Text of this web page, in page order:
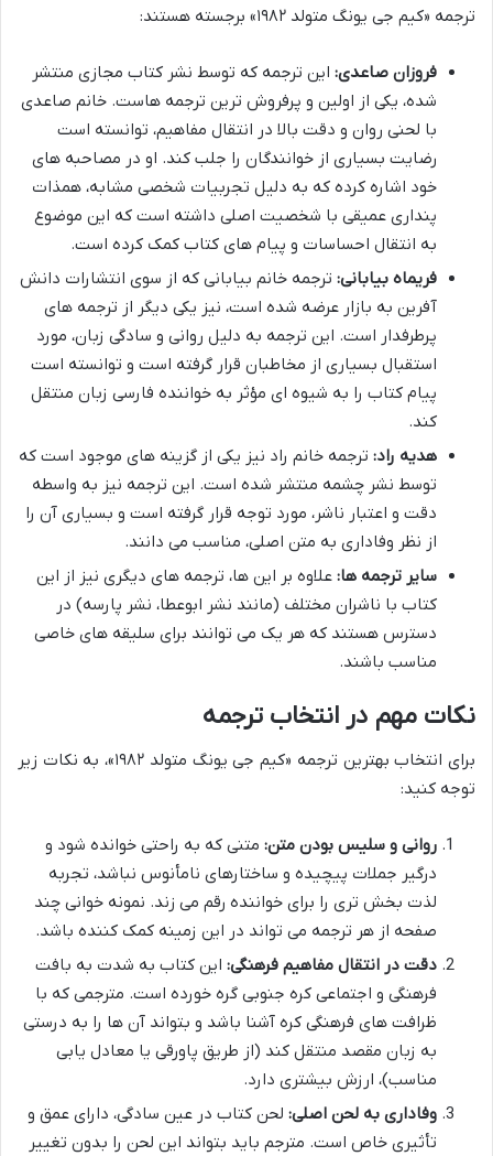
ترجمه «کیم جی یونگ متولد ۱۹۸۲» برجسته هستند:
فروزان صاعدی: این ترجمه که توسط نشر کتاب مجازی منتشر
شده، یکی از اولین و پرفروش ترین ترجمه هاست. خانم صاعدی
با لحنی روان و دقت بالا در انتقال مفاهیم، توانسته است
رضایت بسیاری از خوانندگان را جلب کند. او در مصاحبه های
خود اشاره کرده که به دلیل تجربیات شخصی مشابه، همذات
پنداری عمیقی با شخصیت اصلی داشته است که این موضوع
به انتقال احساسات و پیام های کتاب کمک کرده است.
فریماه بیابانی: ترجمه خانم بیابانی که از سوی انتشارات دانش
آفرین به بازار عرضه شده است، نیز یکی دیگر از ترجمه های
پرطرفدار است. این ترجمه به دلیل روانی و سادگی زبان، مورد
استقبال بسیاری از مخاطبان قرار گرفته است و توانسته است
پیام کتاب را به شیوه ای مؤثر به خواننده فارسی زبان منتقل
کند.
هدیه راد: ترجمه خانم راد نیز یکی از گزینه های موجود است که
توسط نشر چشمه منتشر شده است. این ترجمه نیز به واسطه
دقت و اعتبار ناشر، مورد توجه قرار گرفته است و بسیاری آن را
از نظر وفاداری به متن اصلی، مناسب می دانند.
سایر ترجمه ها: علاوه بر این ها، ترجمه های دیگری نیز از این
کتاب با ناشران مختلف (مانند نشر ابوعطا، نشر پارسه) در
دسترس هستند که هر یک می توانند برای سلیقه های خاصی
مناسب باشند.
نکات مهم در انتخاب ترجمه
برای انتخاب بهترین ترجمه «کیم جی یونگ متولد ۱۹۸۲»، به نکات زیر
توجه کنید:
روانی و سلیس بودن متن: متنی که به راحتی خوانده شود و
درگیر جملات پیچیده و ساختارهای نامأنوس نباشد، تجربه
لذت بخش تری را برای خواننده رقم می زند. نمونه خوانی چند
صفحه از هر ترجمه می تواند در این زمینه کمک کننده باشد.
دقت در انتقال مفاهیم فرهنگی: این کتاب به شدت به بافت
فرهنگی و اجتماعی کره جنوبی گره خورده است. مترجمی که با
ظرافت های فرهنگی کره آشنا باشد و بتواند آن ها را به درستی
به زبان مقصد منتقل کند (از طریق پاورقی یا معادل یابی
مناسب)، ارزش بیشتری دارد.
وفاداری به لحن اصلی: لحن کتاب در عین سادگی، دارای عمق و
تأثیری خاص است. مترجم باید بتواند این لحن را بدون تغییر